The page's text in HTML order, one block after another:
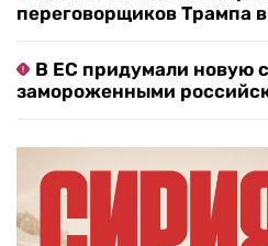
переговорщиков Трампа
В ЕС придумали новую
замороженными